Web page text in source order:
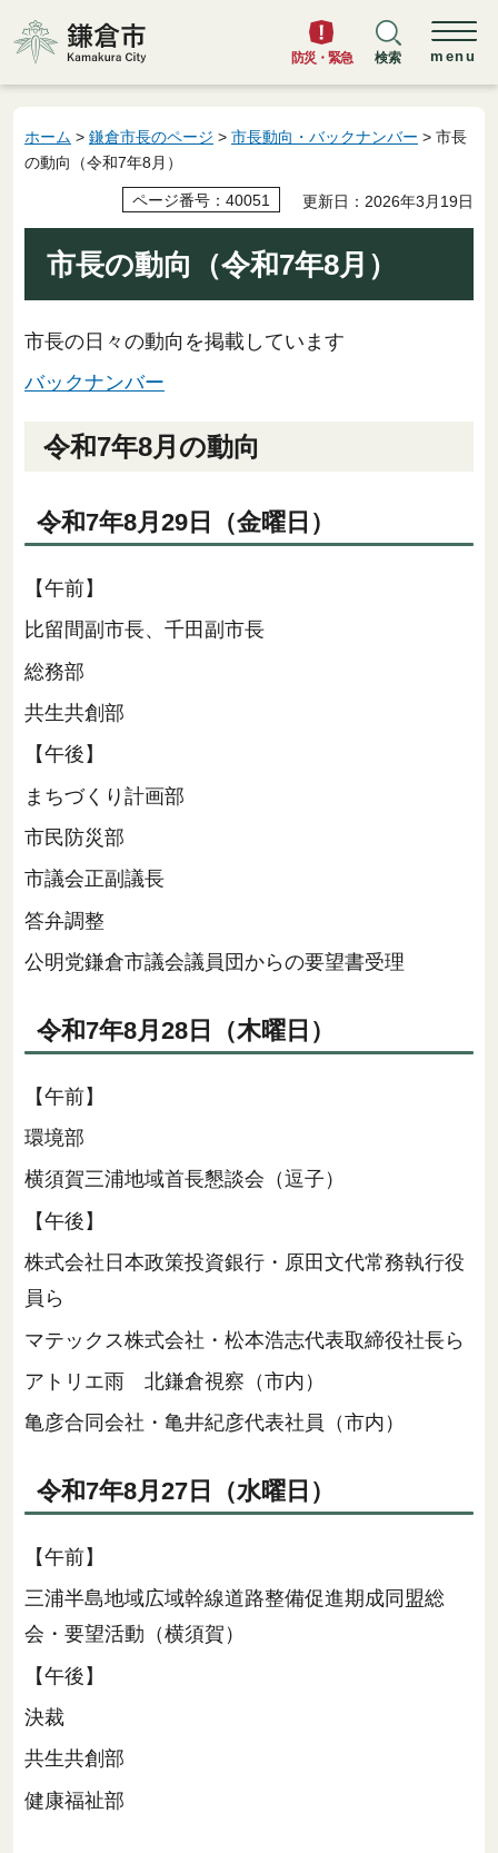
鎌倉市
防災・緊急 検索 menu
ホーム > 鎌倉市長のページ > 市長動向・バックナンバー > 市長
の動向（令和7年8月）
ページ番号：40051 更新日：2026年3月19日
市長の動向（令和7年8月）
市長の日々の動向を掲載しています
バックナンバー
令和7年8月の動向
令和7年8月29日（金曜日）
【午前】
比留間副市長、千田副市長
総務部
共生共創部
【午後】
まちづくり計画部
市民防災部
市議会正副議長
答弁調整
公明党鎌倉市議会議員団からの要望書受理
令和7年8月28日（木曜日）
【午前】
環境部
横須賀三浦地域首長懇談会（逗子）
【午後】
株式会社日本政策投資銀行・原田文代常務執行役
員ら
マテックス株式会社・松本浩志代表取締役社長ら
アトリエ雨 北鎌倉視察（市内）
亀彦合同会社・亀井紀彦代表社員（市内）
令和7年8月27日（水曜日）
【午前】
三浦半島地域広域幹線道路整備促進期成同盟総
会・要望活動（横須賀）
【午後】
決裁
共生共創部
健康福祉部